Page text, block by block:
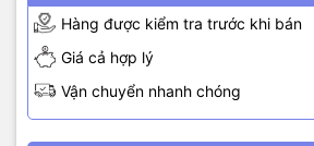
Hàng được kiểm tra trước khi bán
Giá cả hợp lý
Vận chuyển nhanh chóng